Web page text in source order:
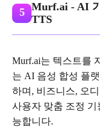
5 Murf.ai - AI
TTS
Murf.ai는 텍스트를
는 AI 음성 합성 플
하며, 비즈니스, 오
사용자 맞춤 조정
능합니다.